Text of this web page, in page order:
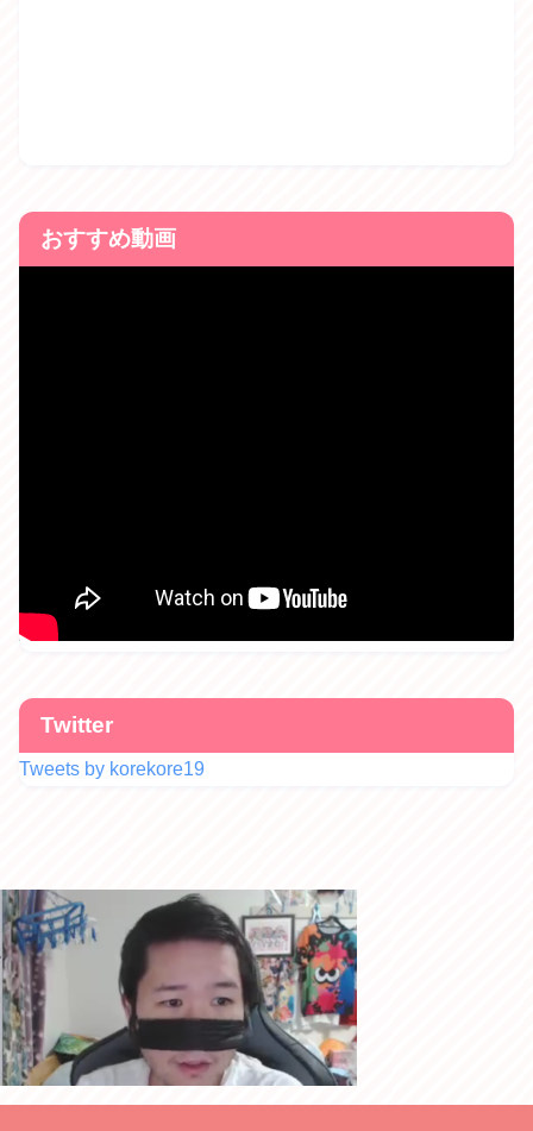
おすすめ動画
Twitter
Tweets by korekore19